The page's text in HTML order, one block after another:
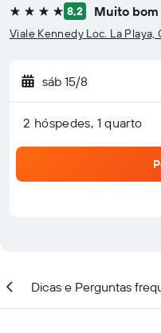
4 estrelas 8,2 Muito bom
Viale Kennedy Loc. La Playa,
sáb 15/8
2 hóspedes, 1 quarto
Dicas e Perguntas